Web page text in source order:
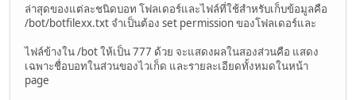
ล่าสุดของแต่ละชนิดบอท โฟลเดอร์และไฟล์ที่ใช้สำหรับเก็บข้อมูลคือ
/bot/botfilexx.txt จำเป็นต้อง set permission ของโฟลเดอร์และ
ไฟล์ข้างใน /bot ให้เป็น 777 ด้วย จะแสดงผลในสองส่วนคือ แสดง
เฉพาะชื่อบอทในส่วนของไวเก็ด และรายละเอียดทั้งหมดในหน้า
page